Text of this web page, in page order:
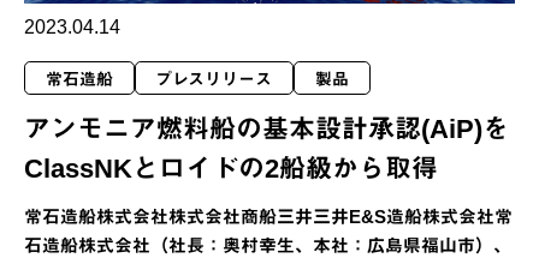
2023.04.14
常石造船 プレスリリース 製品
アンモニア燃料船の基本設計承認(AiP)を
ClassNKとロイドの2船級から取得
常石造船株式会社株式会社商船三井三井E&S造船株式会社常
石造船株式会社（社長：奥村幸生、本社：広島県福山市）、